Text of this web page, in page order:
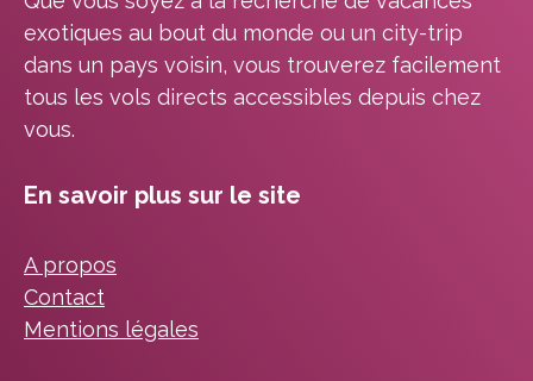
exotiques au bout du monde ou un city-trip
dans un pays voisin, vous trouverez facilement
tous les vols directs accessibles depuis chez
vous.
En savoir plus sur le site
A propos
Contact
Mentions légales